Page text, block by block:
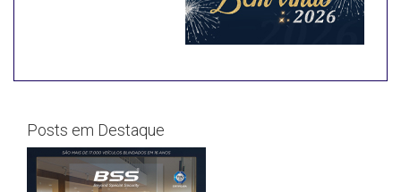
Posts em Destaque